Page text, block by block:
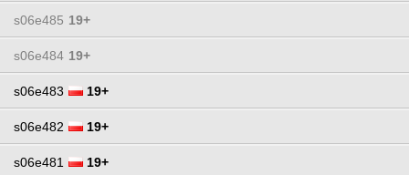
s06e485 19+
s06e484 19+
s06e483 19+
s06e482 19+
s06e481 19+